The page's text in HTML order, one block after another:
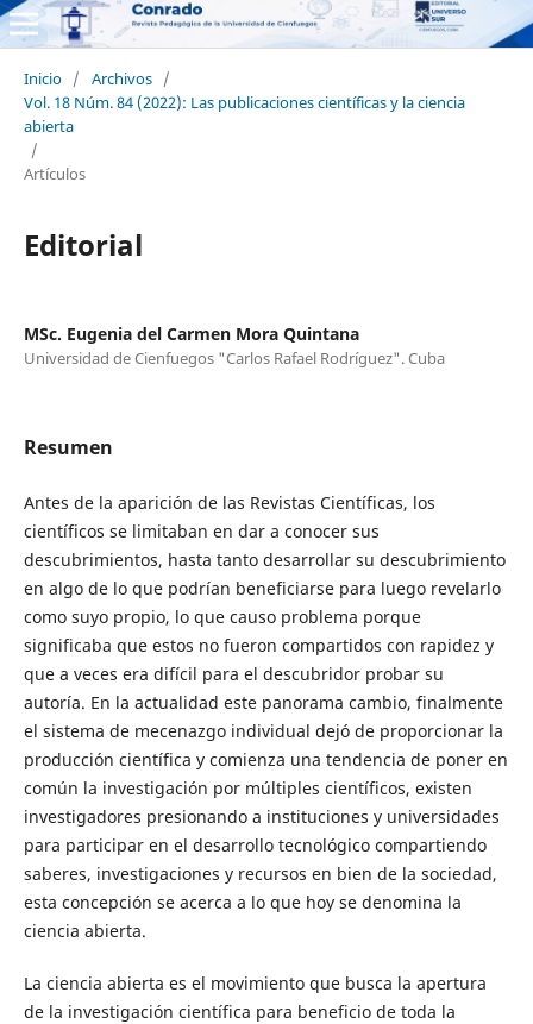
Inicio / Archivos /
Vol. 18 Núm. 84 (2022): Las publicaciones científicas y la ciencia
abierta
/
Artículos
Editorial
MSc. Eugenia del Carmen Mora Quintana
Universidad de Cienfuegos "Carlos Rafael Rodríguez". Cuba
Resumen
Antes de la aparición de las Revistas Científicas, los
científicos se limitaban en dar a conocer sus
descubrimientos, hasta tanto desarrollar su descubrimiento
en algo de lo que podrían beneficiarse para luego revelarlo
como suyo propio, lo que causo problema porque
significaba que estos no fueron compartidos con rapidez y
que a veces era difícil para el descubridor probar su
autoría. En la actualidad este panorama cambio, finalmente
el sistema de mecenazgo individual dejó de proporcionar la
producción científica y comienza una tendencia de poner en
común la investigación por múltiples científicos, existen
investigadores presionando a instituciones y universidades
para participar en el desarrollo tecnológico compartiendo
saberes, investigaciones y recursos en bien de la sociedad,
esta concepción se acerca a lo que hoy se denomina la
ciencia abierta.
La ciencia abierta es el movimiento que busca la apertura
de la investigación científica para beneficio de toda la